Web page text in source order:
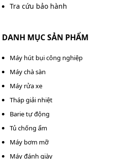
Một số lưu ý khi sử dụng máy
Ngắt nguồn điện và xả khí
dưỡng.
Vệ sinh và bảo dưỡng định
duy trì hiệu suất. Xả nước
tránh rỉ sét đáy bình.
Mua máy nén
Tra cứu bảo hành
DANH MỤC SẢN PHẨM
Máy hút bụi công nghiệp
Máy chà sàn
Máy rửa xe
Tháp giải nhiệt
Barie tự động
Tủ chống ẩm
Máy bơm mỡ
Máy đánh giày